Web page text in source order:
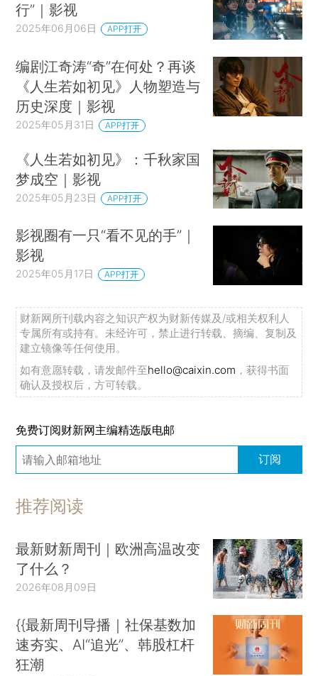
行”｜影视
2025年06月06日 APP打开
编剧江奇涛“奇”在何处？再谈
《人生若如初见》人物塑造与
历史深度｜影视
2025年05月31日 APP打开
《人生若如初见》：千秋家国
梦成空｜影视
2025年05月23日 APP打开
影视圈有一只“看不见的手”｜
影视
2025年05月17日 APP打开
财新网所刊载内容之知识产权为财新传媒及/或相关权利人
专属所有或持有。未经许可，禁止进行转载、摘编、复制及
建立镜像等任何使用。
如有意愿转载，请发邮件至hello@caixin.com ，获得书面
确认及授权后，方可转载。
免费订阅财新网主编精选版电邮
订阅
推荐阅读
最新财新周刊｜欧洲高温改变
了什么？
2026年08月09日
{{最新周刊导播｜社保基数加
速夯实、AI“追光”、韩股杠杆
狂潮